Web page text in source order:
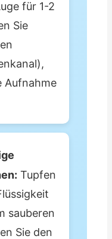
für 1-2
Sie
Aufnahme
Tupfen
sauberen
Sie den